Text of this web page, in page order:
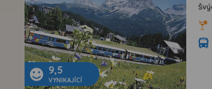
9,5
VYNIKAJÍCÍ